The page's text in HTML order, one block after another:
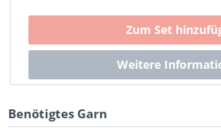
Benötigtes Garn